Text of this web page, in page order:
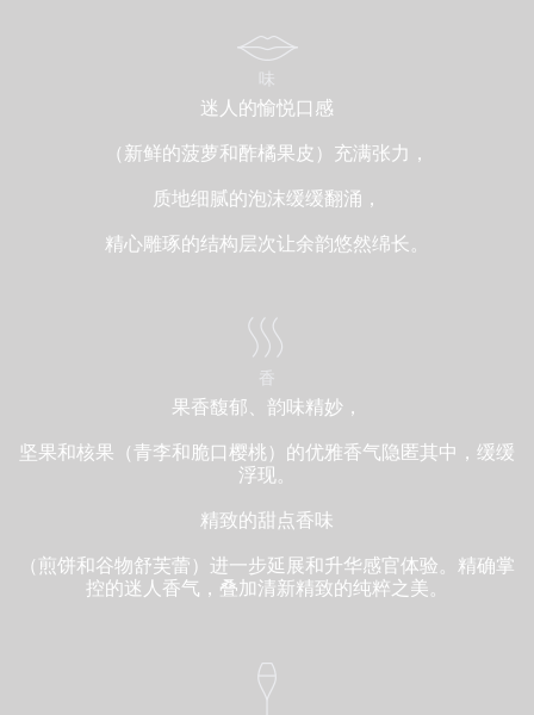
味
迷人的愉悦口感
（新鲜的菠萝和酢橘果皮）充满张力，
质地细腻的泡沫缓缓翻涌，
精心雕琢的结构层次让余韵悠然绵长。
香
果香馥郁、韵味精妙，
坚果和核果（青李和脆口樱桃）的优雅香气隐匿其中，缓缓
浮现。
精致的甜点香味
（煎饼和谷物舒芙蕾）进一步延展和升华感官体验。精确掌
控的迷人香气，叠加清新精致的纯粹之美。